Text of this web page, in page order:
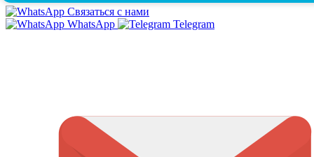
Связаться с нами
WhatsApp
Telegram